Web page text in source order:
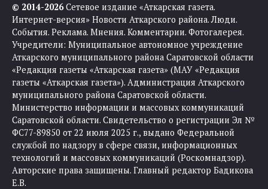
© 2014-2026Сетевое издание «Аткарская газета.
Интернет-версия» Новости Аткарского района. Люди.
События. Реклама. Мнения. Комментарии. Фотогалерея.
Учредители: Муниципальное автономное учреждение
Аткарского муниципального района Саратовской области
«Редакция газеты «Аткарская газета» (МАУ «Редакция
газеты «Аткарская газета»). Администрация Аткарского
муниципального района Саратовской области.
Министерство информации и массовых коммуникаций
Саратовской области. Свидетельство о регистрации Эл №
ФС77-89850 от 22 июля 2025 г., выдано Федеральной
службой по надзору в сфере связи, информационных
технологий и массовых коммуникаций (Роскомнадзор).
Авторские права защищены. Главный редактор Бадикова
Е.В.